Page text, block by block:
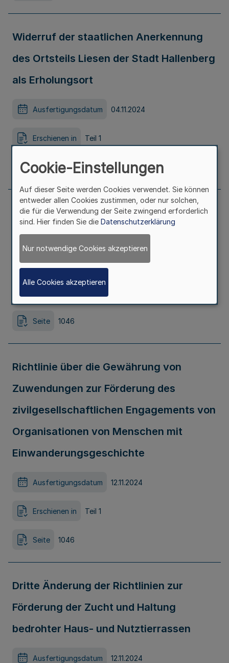
Widerruf der staatlichen Anerkennung
des Ortsteils Liesen der Stadt Hallenberg
als Erholungsort
Ausfertigungsdatum 04.11.2024
Erschienen in Teil 1
Seite 1046
Widerruf der staatlichen Anerkennung
der Stadt Medebach als Erholungsort
Ausfertigungsdatum 04.11.2024
Seite 1046
Richtlinie über die Gewährung von
Zuwendungen zur Förderung des
zivilgesellschaftlichen Engagements von
Organisationen von Menschen mit
Einwanderungsgeschichte
Ausfertigungsdatum 12.11.2024
Erschienen in Teil 1
Seite 1046
Dritte Änderung der Richtlinien zur
Förderung der Zucht und Haltung
bedrohter Haus- und Nutztierrassen
Ausfertigungsdatum 12.11.2024
Cookie-Einstellungen
Auf dieser Seite werden Cookies verwendet. Sie können
entweder allen Cookies zustimmen, oder nur solchen,
die für die Verwendung der Seite zwingend erforderlich
sind. Hier finden Sie die Datenschutzerklärung
Nur notwendige Cookies akzeptieren
Alle Cookies akzeptieren